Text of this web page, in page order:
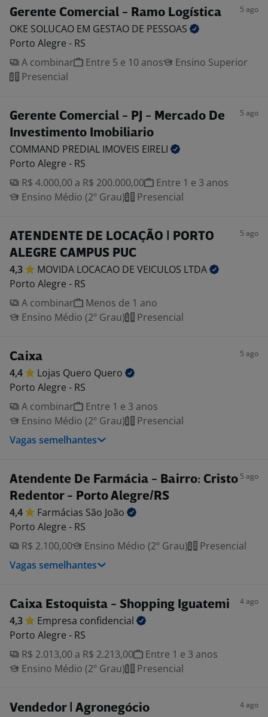
Gerente Comercial - Ramo Logística 5 ago
OKE SOLUCAO EM GESTAO DE PESSOAS
Porto Alegre - RS
A combinar
Entre 5 e 10 anos
Ensino Superior
Presencial
Gerente Comercial - PJ - Mercado De
Investimento Imobiliario
5 ago
COMMAND PREDIAL IMOVEIS EIRELI
Porto Alegre - RS
R$ 4.000,00 a R$ 200.000,00
Entre 1 e 3 anos
Ensino Médio (2º Grau)
Presencial
ATENDENTE DE LOCAÇÃO | PORTO
ALEGRE CAMPUS PUC
5 ago
4,3 MOVIDA LOCACAO DE VEICULOS LTDA
Porto Alegre - RS
A combinar
Menos de 1 ano
Ensino Médio (2º Grau)
Presencial
Caixa 5 ago
4,4 Lojas Quero Quero
Porto Alegre - RS
A combinar
Entre 1 e 3 anos
Ensino Médio (2º Grau)
Presencial
Vagas semelhantes
Atendente De Farmácia - Bairro: Cristo
Redentor - Porto Alegre/RS
5 ago
4,4 Farmácias São João
Porto Alegre - RS
R$ 2.100,00
Ensino Médio (2º Grau)
Presencial
Vagas semelhantes
Caixa Estoquista - Shopping Iguatemi 4 ago
4,3 Empresa confidencial
Porto Alegre - RS
R$ 2.013,00 a R$ 2.213,00
Entre 1 e 3 anos
Ensino Médio (2º Grau)
Presencial
Vendedor | Agronegócio 4 ago